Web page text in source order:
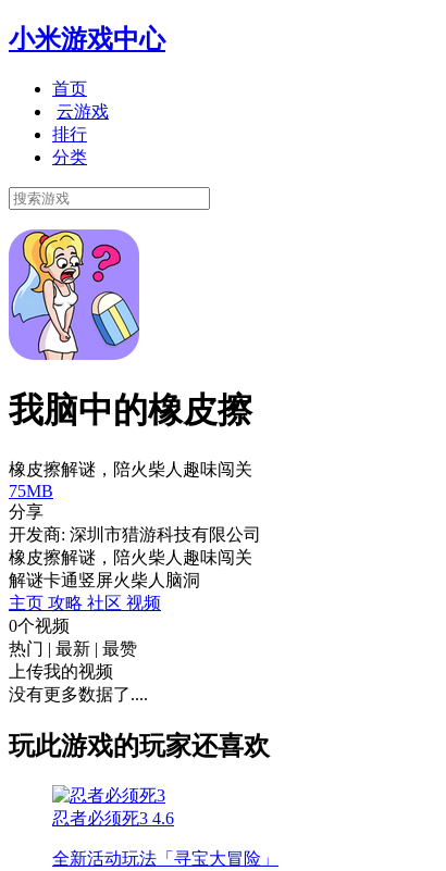
小米游戏中心
首页
云游戏
排行
分类
我脑中的橡皮擦
橡皮擦解谜，陪火柴人趣味闯关
75MB
分享
开发商: 深圳市猎游科技有限公司
橡皮擦解谜，陪火柴人趣味闯关
解谜卡通竖屏火柴人 脑洞
主页 攻略 社区 视频
0个视频
热门 | 最新 | 最赞
上传我的视频
没有更多数据了....
玩此游戏的玩家还喜欢
忍者必须死3 4.6
全新活动玩法「寻宝大冒险」